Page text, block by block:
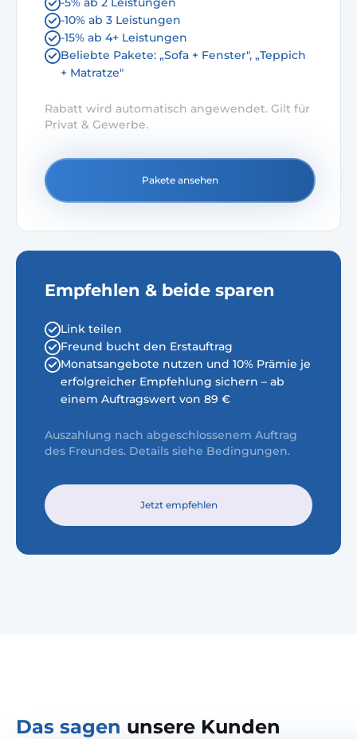
-10% ab 3 Leistungen
-15% ab 4+ Leistungen
Beliebte Pakete: „Sofa + Fenster", „Teppich
+ Matratze"
Rabatt wird automatisch angewendet. Gilt für
Privat & Gewerbe.
Pakete ansehen
Empfehlen & beide sparen
Link teilen
Freund bucht den Erstauftrag
Monatsangebote nutzen und 10% Prämie je
erfolgreicher Empfehlung sichern – ab
einem Auftragswert von 89 €
Auszahlung nach abgeschlossenem Auftrag
des Freundes. Details siehe Bedingungen.
Jetzt empfehlen
Das sagen unsere Kunden